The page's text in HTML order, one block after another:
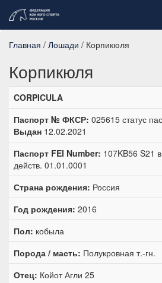
Главная / Лошади / Корпикюля
Корпикюля
CORPICULA
Паспорт № ФКСР: 025615 статус
Выдан 12.02.2021
Паспорт FEI Number: 107KB56 S21
действ. 01.01.0001
Страна рождения: Россия
Год рождения: 2016
Пол: кобыла
Порода / масть: Полукровная т.-гн.
Отец: Койот Агли 25